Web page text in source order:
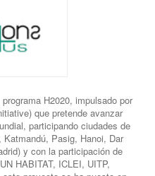
H2020, impulsado por
que pretende avanzar
participando ciudades de
Pasig, Hanoi, Dar
y con la participación de
HABITAT, ICLEI, UITP,